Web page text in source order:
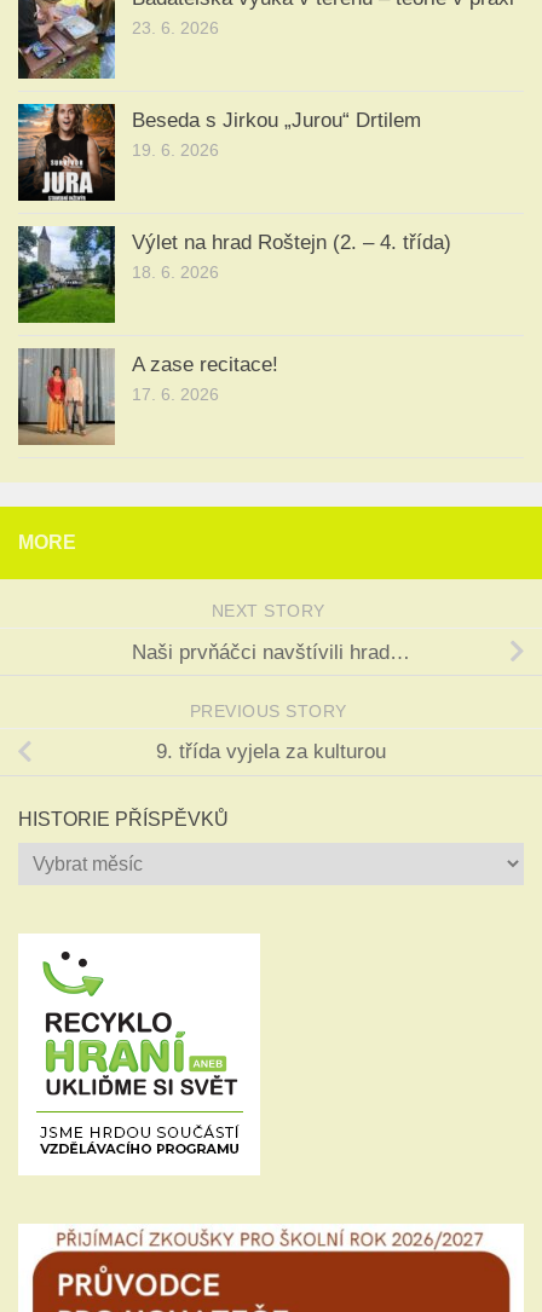
23. 6. 2026
Beseda s Jirkou „Jurou“ Drtilem
19. 6. 2026
Výlet na hrad Roštejn (2. – 4. třída)
18. 6. 2026
A zase recitace!
17. 6. 2026
MORE
NEXT STORY
Naši prvňáčci navštívili hrad…
PREVIOUS STORY
9. třída vyjela za kulturou
HISTORIE PŘÍSPĚVKŮ
Historie